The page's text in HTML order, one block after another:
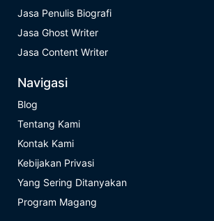
Jasa Penulis Biografi
Jasa Ghost Writer
Jasa Content Writer
Navigasi
Blog
Tentang Kami
Kontak Kami
Kebijakan Privasi
Yang Sering Ditanyakan
Program Magang